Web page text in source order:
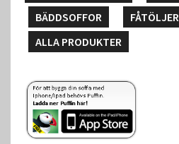
BÄDDSOFFOR
FÅTÖLJER
ALLA PRODUKTER